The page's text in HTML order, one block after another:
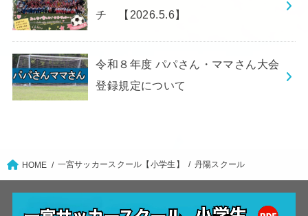
チ 【2026.5.6】
令和８年度 パパさん・ママさん大会
登録規定について
HOME 一宮サッカースクール【小学生】 丹陽スクール